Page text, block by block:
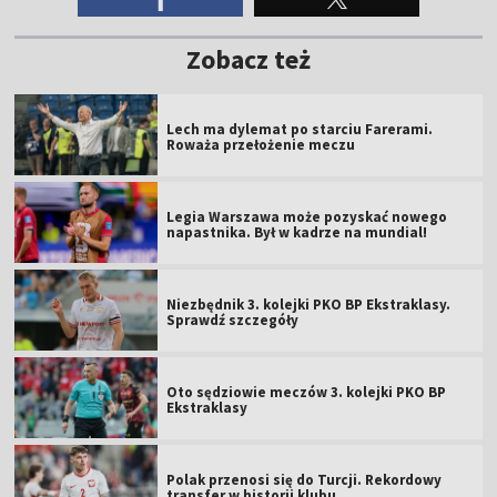
Zobacz też
Lech ma dylemat po starciu Farerami.
Roważa przełożenie meczu
Legia Warszawa może pozyskać nowego
napastnika. Był w kadrze na mundial!
Niezbędnik 3. kolejki PKO BP Ekstraklasy.
Sprawdź szczegóły
Oto sędziowie meczów 3. kolejki PKO BP
Ekstraklasy
Polak przenosi się do Turcji. Rekordowy